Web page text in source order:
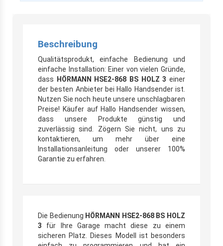
Beschreibung
Qualitätsprodukt, einfache Bedienung und
einfache Installation: Einer von vielen Gründe,
dass HÖRMANN HSE2-868 BS HOLZ 3 einer
der besten Anbieter bei Hallo Handsender ist.
Nutzen Sie noch heute unsere unschlagbaren
Preise! Käufer auf Hallo Handsender wissen,
dass unsere Produkte günstig und
zuverlässig sind. Zögern Sie nicht, uns zu
kontaktieren, um mehr über eine
Installationsanleitung oder unserer 100%
Garantie zu erfahren.
Die Bedienung HÖRMANN HSE2-868 BS HOLZ
3 für Ihre Garage macht diese zu einem
sicheren Platz. Dieses Modell ist besonders